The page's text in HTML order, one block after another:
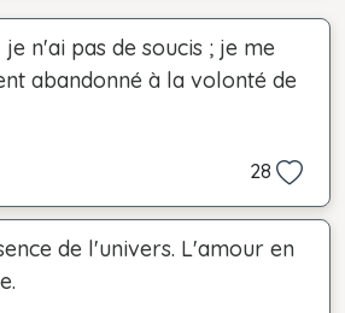
n'ai pas de soucis ; je me
abandonné à la volonté de
28
de l'univers. L'amour en